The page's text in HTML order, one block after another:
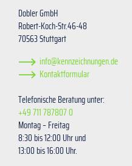
Dobler GmbH
Robert-Koch-Str.46-48
70563 Stuttgart
info@kennzeichnungen.de
Kontaktformular
Telefonische Beratung unter:
+49 711 787807 0
Montag – Freitag
8:30 bis 12:00 Uhr und
13:00 bis 16:00 Uhr.